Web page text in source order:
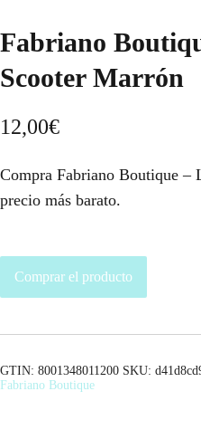
Fabriano
Scooter Marrón
12,00€
Compra Fabriano Boutique –
precio más barato.
Comprar el producto
GTIN: 8001348011200 SKU:
Fabriano Boutique